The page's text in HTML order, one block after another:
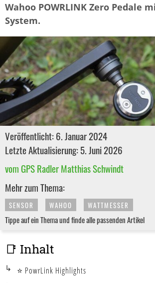
Wahoo POWRLINK Zero Pedale
System.
Veröffentlicht: 6. Januar 2024
Letzte Aktualisierung: 5. Juni 2026
vom GPS Radler Matthias Schwindt
Mehr zum Thema:
SENSOR WAHOO WATTMESSER
Tippe auf ein Thema und finde alle passenden Artikel
📑 Inhalt
⭐ PowrLink Highlights